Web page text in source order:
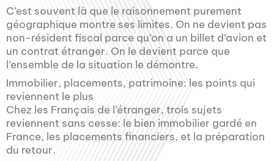
C’est souvent là que le raisonnement purement
géographique montre ses limites. On ne devient pas
non-résident fiscal parce qu’on a un billet d’avion et
un contrat étranger. On le devient parce que
l’ensemble de la situation le démontre.
Immobilier, placements, patrimoine: les points qui
reviennent le plus
Chez les Français de l’étranger, trois sujets
reviennent sans cesse: le bien immobilier gardé en
France, les placements financiers, et la préparation
du retour.